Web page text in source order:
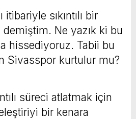
sıkıntılı bir
Ne yazık ki bu
hissediyoruz. Tabii bu
Sivasspor kurtulur mu?
süreci atlatmak için
bir kenara